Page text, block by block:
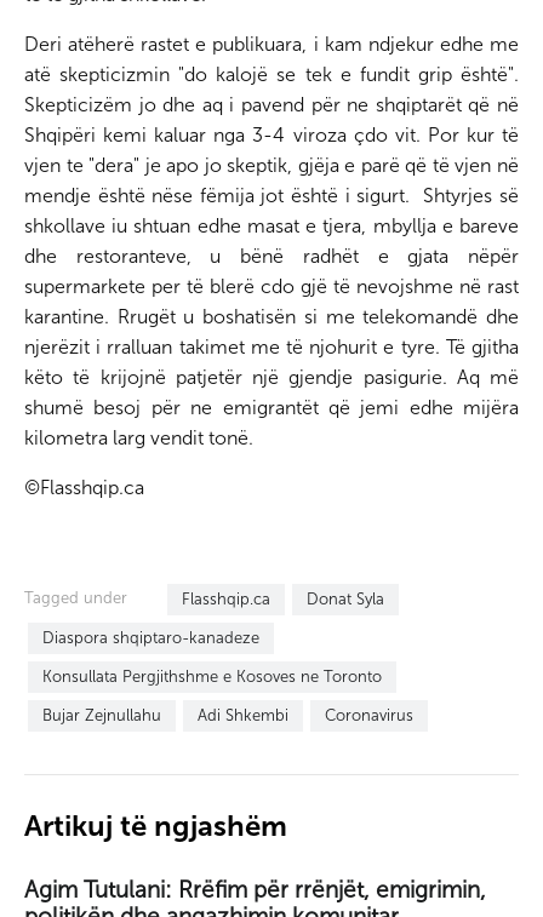
Deri atëherë rastet e publikuara, i kam ndjekur edhe me
atë skepticizmin "do kalojë se tek e fundit grip është".
Skepticizëm jo dhe aq i pavend për ne shqiptarët që në
Shqipëri kemi kaluar nga 3-4 viroza çdo vit. Por kur të
vjen te "dera" je apo jo skeptik, gjëja e parë që të vjen në
mendje është nëse fëmija jot është i sigurt. Shtyrjes së
shkollave iu shtuan edhe masat e tjera, mbyllja e bareve
dhe restoranteve, u bënë radhët e gjata nëpër
supermarkete per të blerë cdo gjë të nevojshme në rast
karantine. Rrugët u boshatisën si me telekomandë dhe
njerëzit i rralluan takimet me të njohurit e tyre. Të gjitha
këto të krijojnë patjetër një gjendje pasigurie. Aq më
shumë besoj për ne emigrantët që jemi edhe mijëra
kilometra larg vendit tonë.
©Flasshqip.ca
Tagged under Flasshqip.ca Donat Syla
Diaspora shqiptaro-kanadeze
Konsullata Pergjithshme e Kosoves ne Toronto
Bujar Zejnullahu Adi Shkembi Coronavirus
Artikuj të ngjashëm
Agim Tutulani: Rrëfim për rrënjët, emigrimin,